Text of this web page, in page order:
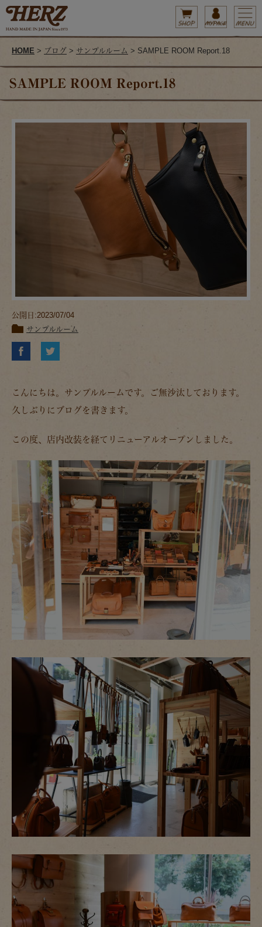
HOME > ブログ > サンプルルーム > SAMPLE ROOM Report.18
SAMPLE ROOM Report.18
公開日:2023/07/04
サンプルルーム
こんにちは。サンプルルームです。ご無沙汰しております。
久しぶりにブログを書きます。
この度、店内改装を経てリニューアルオープンしました。